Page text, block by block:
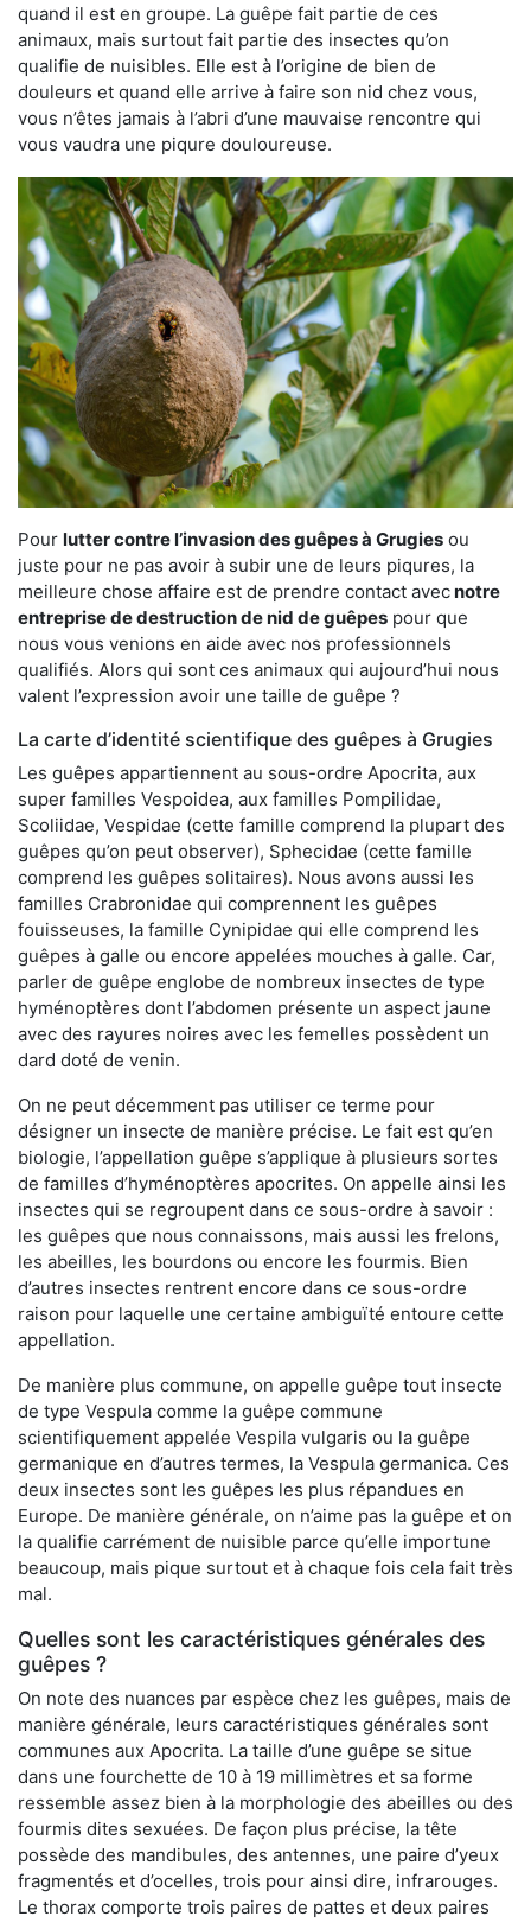
quand il est en groupe. La guêpe fait partie de ces
animaux, mais surtout fait partie des insectes qu’on
qualifie de nuisibles. Elle est à l’origine de bien de
douleurs et quand elle arrive à faire son nid chez vous,
vous n’êtes jamais à l’abri d’une mauvaise rencontre qui
vous vaudra une piqure douloureuse.
Pour lutter contre l’invasion des guêpes à Grugies ou
juste pour ne pas avoir à subir une de leurs piqures, la
meilleure chose affaire est de prendre contact avecnotre
entreprise de destruction de nid de guêpes pour que
nous vous venions en aide avec nos professionnels
qualifiés. Alors qui sont ces animaux qui aujourd’hui nous
valent l’expression avoir une taille de guêpe ?
La carte d’identité scientifique des guêpes à Grugies
Les guêpes appartiennent au sous-ordre Apocrita, aux
super familles Vespoidea, aux familles Pompilidae,
Scoliidae, Vespidae (cette famille comprend la plupart des
guêpes qu’on peut observer), Sphecidae (cette famille
comprend les guêpes solitaires). Nous avons aussi les
familles Crabronidae qui comprennent les guêpes
fouisseuses, la famille Cynipidae qui elle comprend les
guêpes à galle ou encore appelées mouches à galle. Car,
parler de guêpe englobe de nombreux insectes de type
hyménoptères dont l’abdomen présente un aspect jaune
avec des rayures noires avec les femelles possèdent un
dard doté de venin.
On ne peut décemment pas utiliser ce terme pour
désigner un insecte de manière précise. Le fait est qu’en
biologie, l’appellation guêpe s’applique à plusieurs sortes
de familles d’hyménoptères apocrites. On appelle ainsi les
insectes qui se regroupent dans ce sous-ordre à savoir :
les guêpes que nous connaissons, mais aussi les frelons,
les abeilles, les bourdons ou encore les fourmis. Bien
d’autres insectes rentrent encore dans ce sous-ordre
raison pour laquelle une certaine ambiguïté entoure cette
appellation.
De manière plus commune, on appelle guêpe tout insecte
de type Vespula comme la guêpe commune
scientifiquement appelée Vespila vulgaris ou la guêpe
germanique en d’autres termes, la Vespula germanica. Ces
deux insectes sont les guêpes les plus répandues en
Europe. De manière générale, on n’aime pas la guêpe et on
la qualifie carrément de nuisible parce qu’elle importune
beaucoup, mais pique surtout et à chaque fois cela fait très
mal.
Quelles sont les caractéristiques générales des
guêpes ?
On note des nuances par espèce chez les guêpes, mais de
manière générale, leurs caractéristiques générales sont
communes aux Apocrita. La taille d’une guêpe se situe
dans une fourchette de 10 à 19 millimètres et sa forme
ressemble assez bien à la morphologie des abeilles ou des
fourmis dites sexuées. De façon plus précise, la tête
possède des mandibules, des antennes, une paire d’yeux
fragmentés et d’ocelles, trois pour ainsi dire, infrarouges.
Le thorax comporte trois paires de pattes et deux paires